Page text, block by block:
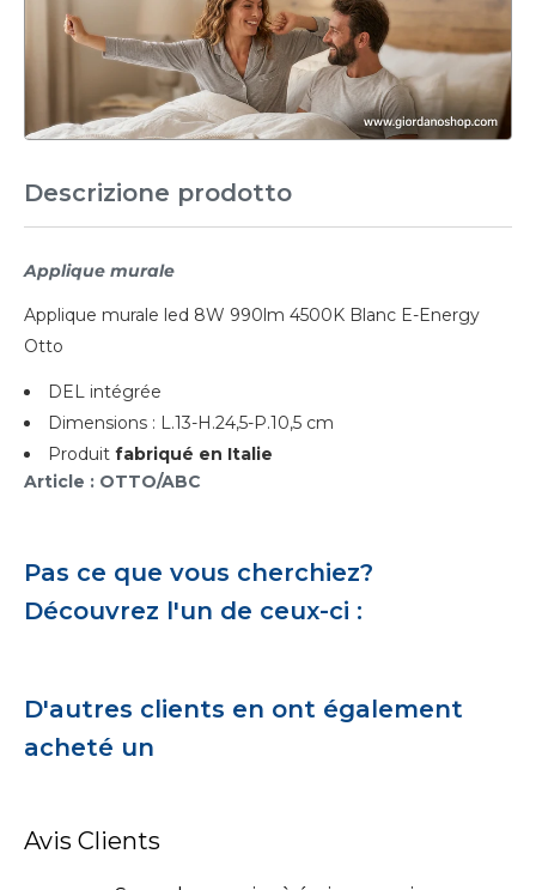
Descrizione prodotto
Applique murale
Applique murale led 8W 990lm 4500K Blanc E-Energy
Otto
DEL intégrée
Dimensions : L.13-H.24,5-P.10,5 cm
Produit fabriqué en Italie
Article : OTTO/ABC
Pas ce que vous cherchiez?
Découvrez l'un de ceux-ci :
D'autres clients en ont également
acheté un
Avis Clients